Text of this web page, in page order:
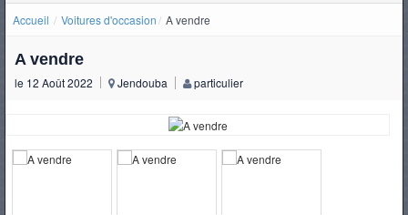
Accueil Voitures d'occasion A vendre
A vendre
le 12 Août 2022 Jendouba particulier
D'OCCASION